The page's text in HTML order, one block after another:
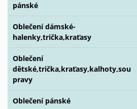
pánské
Oblečení dámské-
halenky,trička,kraťasy
Oblečení
dětské,trička,kraťasy,kalhoty,sou
pravy
Oblečení pánské